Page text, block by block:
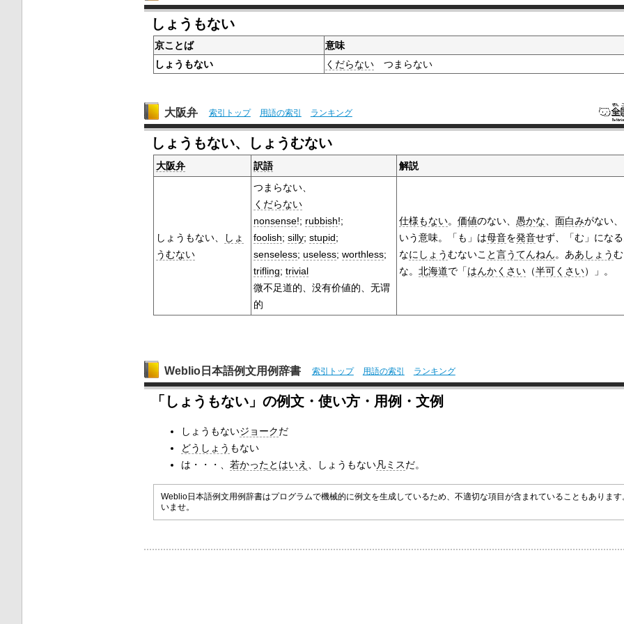
しょうもない
京ことば
意味
しょうもない
くだらないつまらない
大阪弁 索引トップ 用語の索引 ランキング
しょうもない、しょうむない
大阪弁 訳語 解説
しょうもない、
しょ
うむない
つまらない、
くだらない
nonsense!; rubbish!;
foolish; silly; stupid;
senseless; useless; worthless;
trifling; trivial
微不足道的、没有价値的、无谓
的
仕様もない。 価値のない、 愚かな 面白みがない、
いう意味。「も」は母音を発音せず、「む」になる
なにしょうむないこ と言うてんねん。ああしょうむ
な。 北海道で「はんかくさい（半可くさい）」。
Weblio日本語例文用例辞書 索引トップ 用語の索引 ランキング
「しょうもない」の例文・使い方・用例・文例
しょうもないジョークだ
どうしょう もない
は・・・、 若かったとはいえ 、しょうもない凡ミスだ。
Weblio日本語例文用例辞書はプログラムで機械的に例文を生成しているため、不適切な項目が含まれていることもあります
いませ。